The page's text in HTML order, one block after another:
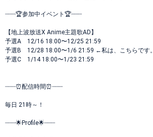
┈┈┈🏆参加中イベント🏆┈┈┈
【地上波放送X Anime主題歌AD】
予選A 12/16 18:00〜12/25 21:59
予選B 12/28 18:00〜1/6 21:59 ←私は、こちらです。
予選C 1/14 18:00〜1/23 21:59
┈┈┈⏰配信時間⏰┈┈┈
毎日 21時～！
┈┈┈🌟Profile🌟┈┈┈